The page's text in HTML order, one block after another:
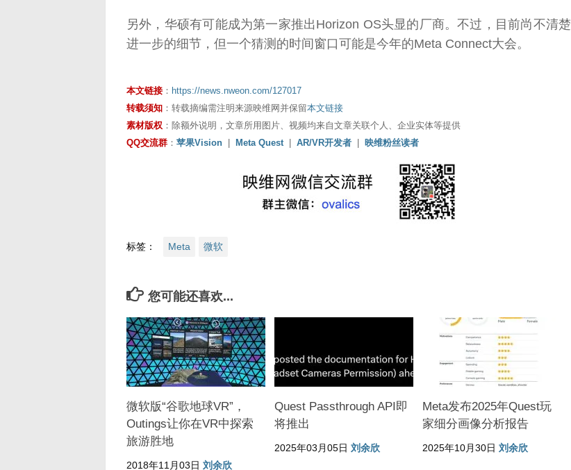
另外，华硕有可能成为第一家推出Horizon OS头显的厂商。不过，目前尚不清楚
进一步的细节，但一个猜测的时间窗口可能是今年的Meta Connect大会。
本文链接 ： https://news.nweon.com/127017
转载须知 ：转载摘编需注明来源映维网并保留本文链接
素材版权 ：除额外说明，文章所用图片、视频均来自文章关联个人、企业实体等提供
QQ交流群 ： 苹果Vision | Meta Quest | AR/VR开发者 | 映维粉丝读者
标签： Meta 微软
您可能还喜欢...
微软版“谷歌地球VR”，
Outings让你在VR中探索
旅游胜地
2018年11月03日 刘余欣
Quest Passthrough API即
将推出
2025年03月05日 刘余欣
Meta发布2025年Quest玩
家细分画像分析报告
2025年10月30日 刘余欣